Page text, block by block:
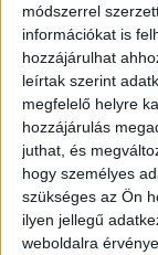
módszerrel
információkat is
hozzájárulhat
leírtak szerint
megfelelő helyre
hozzájárulás
juthat, és
hogy személyes
szükséges az Ön
ilyen jellegű
weboldalra
Hoppon
program